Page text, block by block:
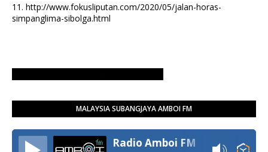
11. http://www.fokusliputan.com/2020/05/jalan-horas-
simpanglima-sibolga.html
MALAYSIA SUBANGJAYA AMBOI FM
Radio Amboi FM